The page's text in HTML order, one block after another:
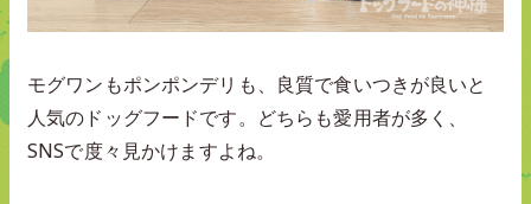
モグワンもポンポンデリも、良質で食いつきが良いと
人気のドッグフードです。どちらも愛用者が多く、
SNSで度々見かけますよね。